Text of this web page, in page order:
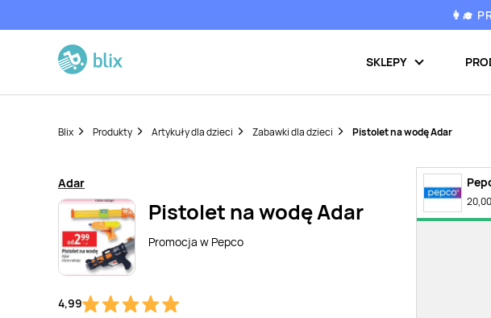
👩‍🎓
SKLEPY
Blix Produkty Artykuły dla dzieci Zabawki dla dzieci Pistolet na wodę Adar
Adar
Pistolet na wodę Adar
Promocja w Pepco
4,99
20,00